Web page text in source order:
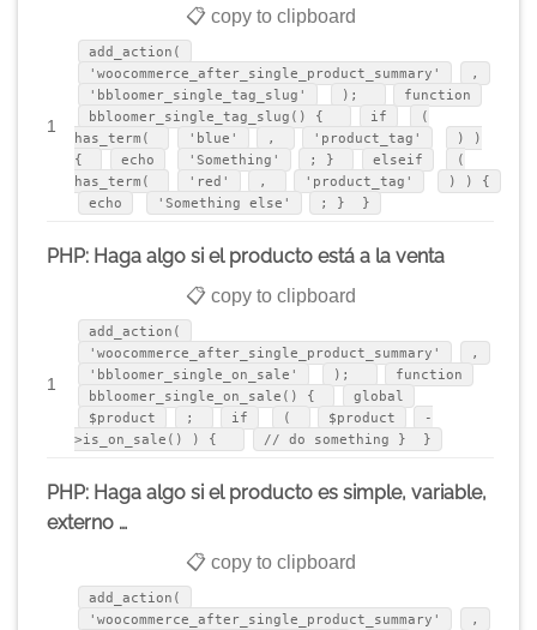
📋 copy to clipboard
1
add_action(
'woocommerce_after_single_product_summary'
,
'bbloomer_single_tag_slug'
);
function
bbloomer_single_tag_slug() {
if
(
has_term(
'blue' , 'product_tag'
) )
{
echo 'Something' ; } elseif
(
has_term(
'red' , 'product_tag'
) ) {
echo
'Something else' ; } }
PHP: Haga algo si el producto está a la venta
📋 copy to clipboard
1
add_action(
'woocommerce_after_single_product_summary'
,
'bbloomer_single_on_sale'
);
function
bbloomer_single_on_sale() {
global
$product
; if ( $product
-
>is_on_sale() ) {
// do something } }
PHP: Haga algo si el producto es simple, variable,
externo …
📋 copy to clipboard
add_action(
'woocommerce_after_single_product_summary'
,